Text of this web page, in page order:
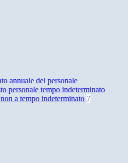
annuale del personale
personale tempo indeterminato
a tempo indeterminato 7